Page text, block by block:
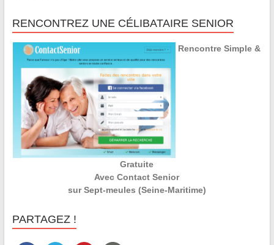
RENCONTREZ UNE CÉLIBATAIRE SENIOR
Rencontre Simple &
Gratuite
Avec Contact Senior
sur Sept-meules (Seine-Maritime)
PARTAGEZ !